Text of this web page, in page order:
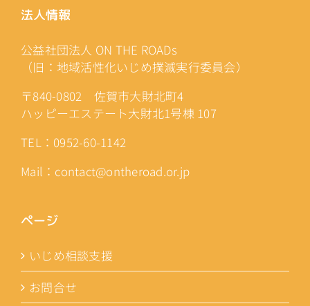
法人情報
公益社団法人 ON THE ROADs
（旧：地域活性化いじめ撲滅実行委員会）
〒840-0802 佐賀市大財北町4
ハッピーエステート大財北1号棟 107
TEL：0952-60-1142
Mail：contact@ontheroad.or.jp
ページ
いじめ相談支援
お問合せ